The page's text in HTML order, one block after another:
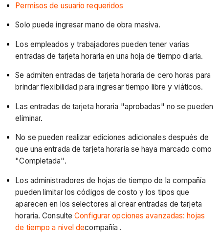
Permisos de usuario requeridos
Solo puede ingresar mano de obra masiva.
Los empleados y trabajadores pueden tener varias
entradas de tarjeta horaria en una hoja de tiempo diaria.
Se admiten entradas de tarjeta horaria de cero horas para
brindar flexibilidad para ingresar tiempo libre y viáticos.
Las entradas de tarjeta horaria "aprobadas" no se pueden
eliminar.
No se pueden realizar ediciones adicionales después de
que una entrada de tarjeta horaria se haya marcado como
"Completada".
Los administradores de hojas de tiempo de la compañía
pueden limitar los códigos de costo y los tipos que
aparecen en los selectores al crear entradas de tarjeta
horaria. ConsulteConfigurar opciones avanzadas: hojas
de tiempo a nivel decompañía .